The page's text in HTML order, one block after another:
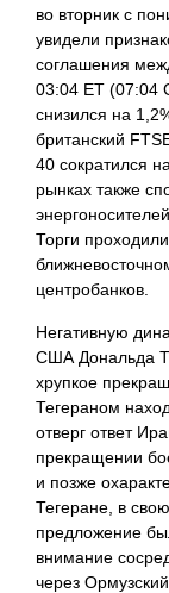
во вторник с
увидели
соглашения
03:04 ET (07:04
снизился на
британский
40 сократился
рынках также
Торги
центробанков.
Негативную
США Дональда
хрупкое
Тегераном
отверг ответ
прекращении
и позже
Тегеране, в
предложение
внимание
через